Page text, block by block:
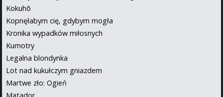
Kokuhō
Kopnęłabym cię, gdybym mogła
Kronika wypadków miłosnych
Kumotry
Legalna blondynka
Lot nad kukułczym gniazdem
Martwe zło: Ogień